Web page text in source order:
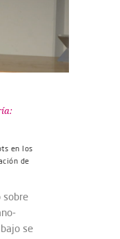
en los
de
sobre
se